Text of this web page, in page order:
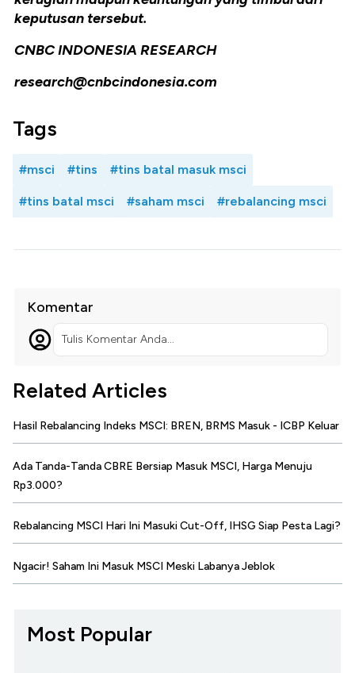
keputusan tersebut.
CNBC INDONESIA RESEARCH
research@cnbcindonesia.com
Tags
#msci #tins #tins batal masuk msci
#tins batal msci #saham msci #rebalancing msci
Komentar
Tulis Komentar Anda...
Related Articles
Hasil Rebalancing Indeks MSCI: BREN, BRMS Masuk - ICBP Keluar
Ada Tanda-Tanda CBRE Bersiap Masuk MSCI, Harga Menuju
Rp3.000?
Rebalancing MSCI Hari Ini Masuki Cut-Off, IHSG Siap Pesta Lagi?
Ngacir! Saham Ini Masuk MSCI Meski Labanya Jeblok
Most Popular